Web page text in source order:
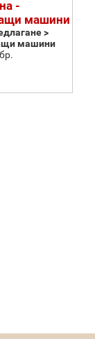
-
машини
>
машини